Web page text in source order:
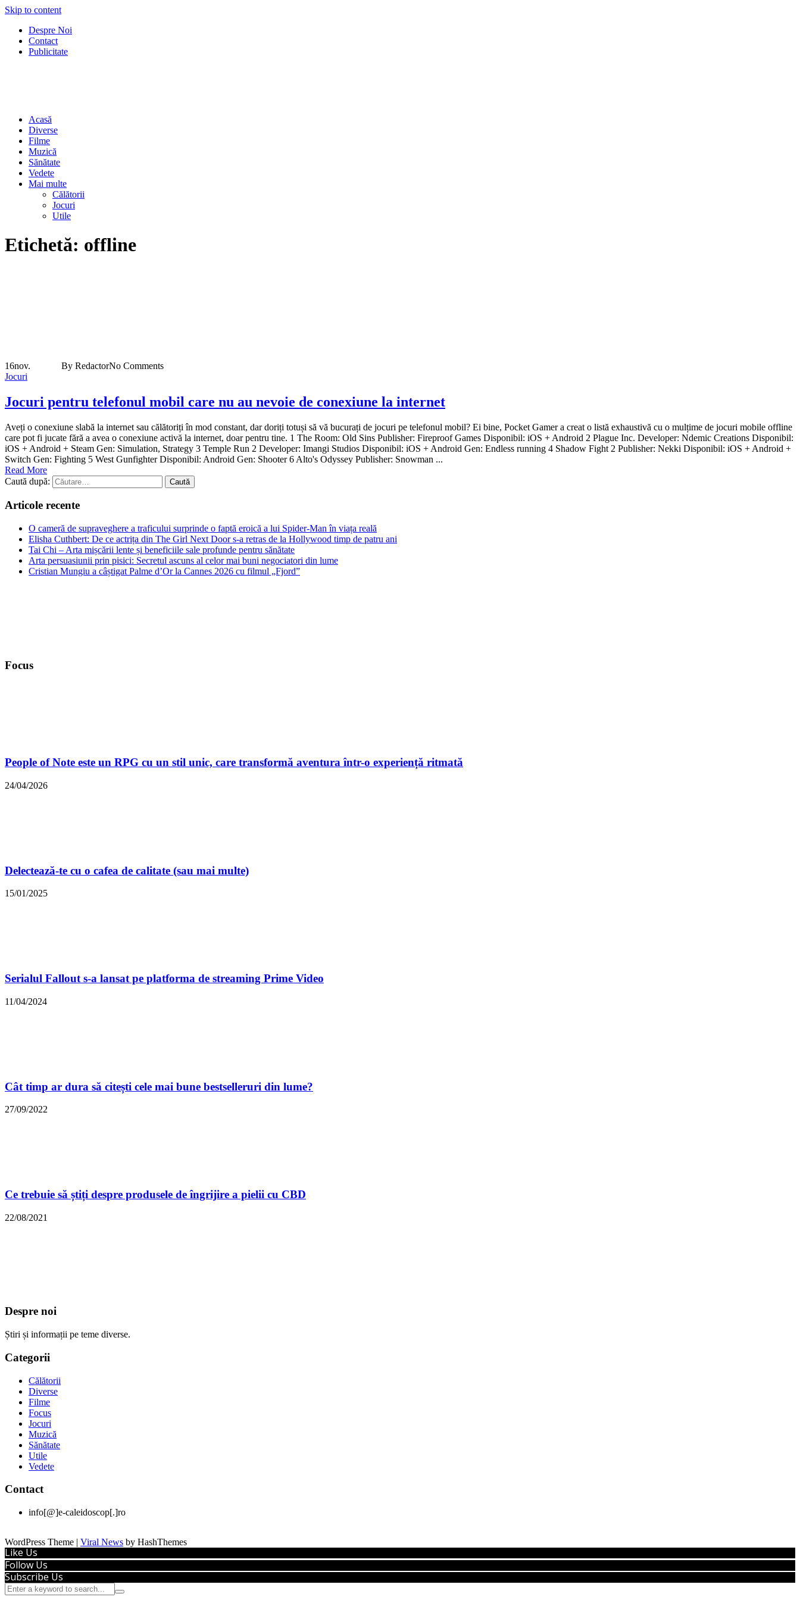
Skip to content
Despre Noi
Contact
Publicitate
Acasă
Diverse
Filme
Muzică
Sănătate
Vedete
Mai multe
Călătorii
Jocuri
Utile
Etichetă: offline
16nov. By RedactorNo Comments
Jocuri
Jocuri pentru telefonul mobil care nu au nevoie de conexiune la internet
Aveți o conexiune slabă la internet sau călătoriți în mod constant, dar doriți totuși să vă bucurați de jocuri pe telefonul mobil? Ei bine, Pocket Gamer a creat o listă exhaustivă cu o mulțime de jocuri mobile offline
care pot fi jucate fără a avea o conexiune activă la internet, doar pentru tine. 1 The Room: Old Sins Publisher: Fireproof Games Disponibil: iOS + Android 2 Plague Inc. Developer: Ndemic Creations Disponibil:
iOS + Android + Steam Gen: Simulation, Strategy 3 Temple Run 2 Developer: Imangi Studios Disponibil: iOS + Android Gen: Endless running 4 Shadow Fight 2 Publisher: Nekki Disponibil: iOS + Android +
Switch Gen: Fighting 5 West Gunfighter Disponibil: Android Gen: Shooter 6 Alto's Odyssey Publisher: Snowman ...
Read More
Caută după:
Articole recente
O cameră de supraveghere a traficului surprinde o faptă eroică a lui Spider-Man în viața reală
Elisha Cuthbert: De ce actrița din The Girl Next Door s‑a retras de la Hollywood timp de patru ani
Tai Chi – Arta mișcării lente și beneficiile sale profunde pentru sănătate
Arta persuasiunii prin pisici: Secretul ascuns al celor mai buni negociatori din lume
Cristian Mungiu a câștigat Palme d’Or la Cannes 2026 cu filmul „Fjord”
Focus
People of Note este un RPG cu un stil unic, care transformă aventura într-o experiență ritmată
24/04/2026
Delectează-te cu o cafea de calitate (sau mai multe)
15/01/2025
Serialul Fallout s-a lansat pe platforma de streaming Prime Video
11/04/2024
Cât timp ar dura să citești cele mai bune bestselleruri din lume?
27/09/2022
Ce trebuie să știți despre produsele de îngrijire a pielii cu CBD
22/08/2021
Despre noi
Știri și informații pe teme diverse.
Categorii
Călătorii
Diverse
Filme
Focus
Jocuri
Muzică
Sănătate
Utile
Vedete
Contact
info[@]e-caleidoscop[.]ro
WordPress Theme | Viral News by HashThemes
Like Us
Follow Us
Subscribe Us